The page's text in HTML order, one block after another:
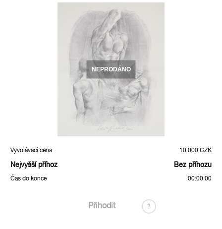
NEPRODÁNO
Vyvolávací cena 10 000 CZK
Nejvyšší příhoz Bez příhozu
Čas do konce 00:00:00
Přihodit ?